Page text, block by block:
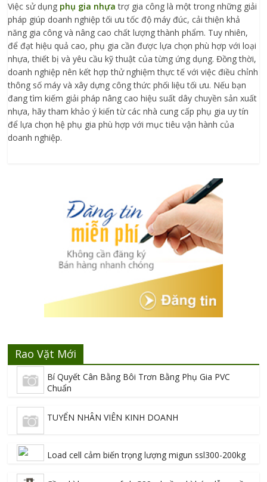
Việc sử dụng phụ gia nhựa trợ gia công là một trong những giải
pháp giúp doanh nghiệp tối ưu tốc độ máy đúc, cải thiện khả
năng gia công và nâng cao chất lượng thành phẩm. Tuy nhiên,
để đạt hiệu quả cao, phụ gia cần được lựa chọn phù hợp với loại
nhựa, thiết bị và yêu cầu kỹ thuật của từng ứng dụng. Đồng thời,
doanh nghiệp nên kết hợp thử nghiệm thực tế với việc điều chỉnh
thông số máy và xây dựng công thức phối liệu tối ưu. Nếu bạn
đang tìm kiếm giải pháp nâng cao hiệu suất dây chuyền sản xuất
nhựa, hãy tham khảo ý kiến từ các nhà cung cấp phụ gia uy tín
để lựa chọn hệ phụ gia phù hợp với mục tiêu vận hành của
doanh nghiệp.
Rao Vặt Mới
Bí Quyết Cân Bằng Bôi Trơn Bằng Phụ Gia PVC
Chuẩn
TUYỂN NHÂN VIÊN KINH DOANH
Load cell cảm biến trọng lượng migun ssl300-200kg